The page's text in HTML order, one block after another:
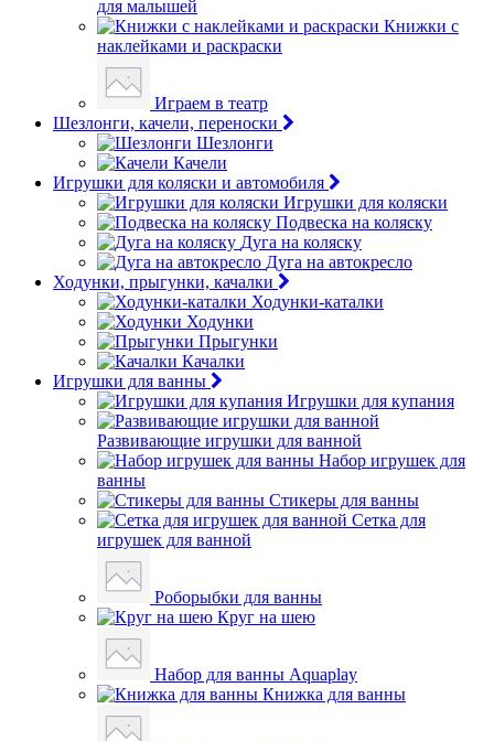
для малышей
Книжки с
наклейками и раскраски
Играем в театр
Шезлонги, качели, переноски
Шезлонги
Качели
Игрушки для коляски и автомобиля
Игрушки для коляски
Подвеска на коляску
Дуга на коляску
Дуга на автокресло
Ходунки, прыгунки, качалки
Ходунки-каталки
Ходунки
Прыгунки
Качалки
Игрушки для ванны
Игрушки для купания
Развивающие игрушки для ванной
Набор игрушек для
ванны
Стикеры для ванны
Сетка для
игрушек для ванной
Роборыбки для ванны
Круг на шею
Набор для ванны Aquaplay
Книжка для ванны